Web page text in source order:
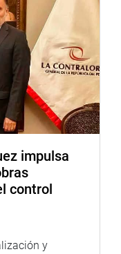
enfermeras,
Lambayeque,
infraestructura
en colegios
de jóvenes como
social; así como
impulsa
control
y